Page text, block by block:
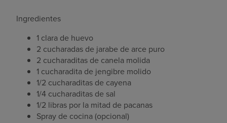
Ingredientes
1 clara de huevo
2 cucharadas de jarabe de arce puro
2 cucharaditas de canela molida
1 cucharadita de jengibre molido
1/2 cucharaditas de cayena
1/4 cucharaditas de sal
1/2 libras por la mitad de pacanas
Spray de cocina (opcional)